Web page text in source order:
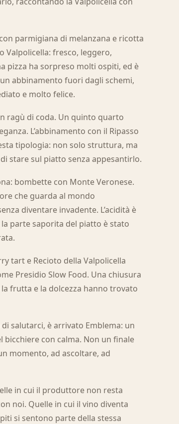
parmigiana di melanzana e ricotta
Valpolicella: fresco, leggero,
pizza ha sorpreso molti ospiti, ed è
abbinamento fuori dagli schemi,
e molto felice.
ragù di coda. Un quinto quarto
L’abbinamento con il Ripasso
tipologia: non solo struttura, ma
stare sul piatto senza appesantirlo.
bombette con Monte Veronese.
che guarda al mondo
diventare invadente. L’acidità è
parte saporita del piatto è stato
tart e Recioto della Valpolicella
Presidio Slow Food. Una chiusura
frutta e la dolcezza hanno trovato
salutarci, è arrivato Emblema: un
con calma. Non un finale
momento, ad ascoltare, ad
in cui il produttore non resta
noi. Quelle in cui il vino diventa
si sentono parte della stessa